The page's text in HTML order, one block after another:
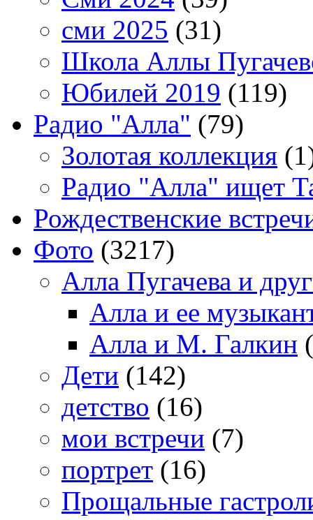
сми 2025 (31)
Школа Аллы
Юбилей 2019 (119)
Радио "Алла" (79)
Золотая коллекция
Радио "Алла" ищет
Рождественские
Фото (3217)
Алла Пугачева и
Алла и ее
Алла и М. Галкин
Дети (142)
детство (16)
мои встречи (7)
портрет (16)
Прощальные